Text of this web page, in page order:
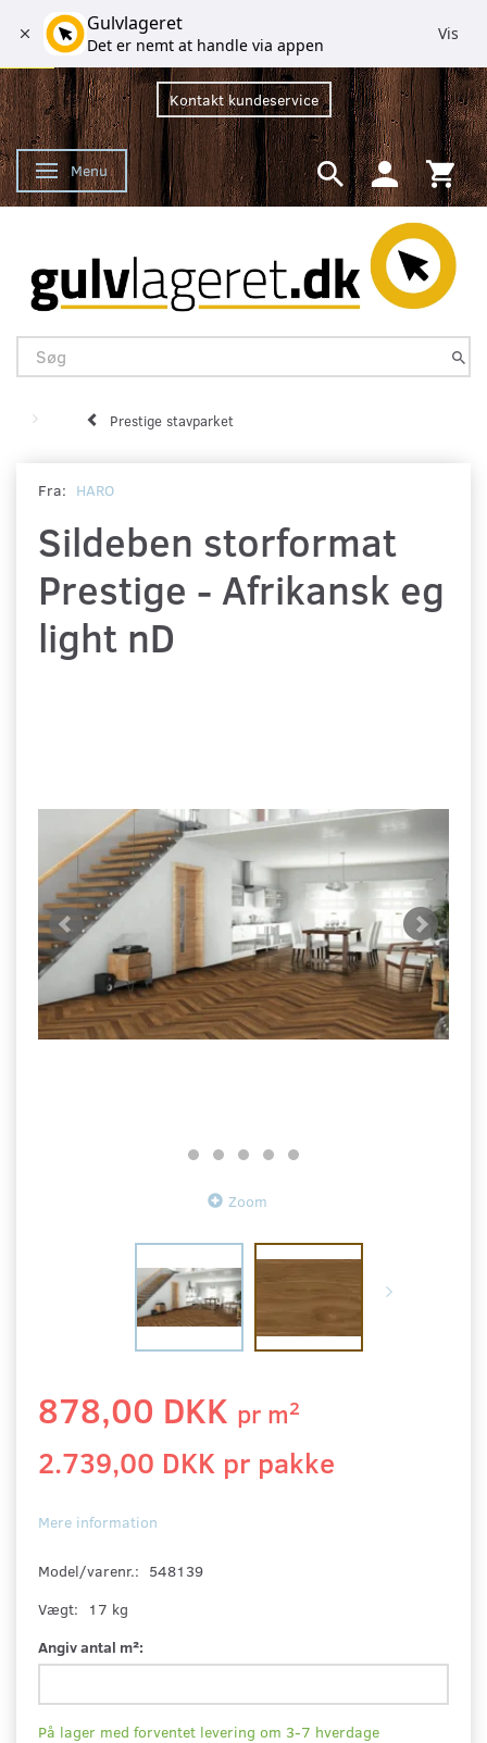
Kontakt kundeservice
Skifte navigation
Menu
Prestige stavparket
Fra: HARO
Sildeben storformat
Prestige - Afrikansk eg
light nD
Zoom
878,00 DKK pr m2
2.739,00 DKK pr pakke
Mere information
Model/varenr.: 548139
Vægt:
17 kg
Angiv antal m²:
På lager med forventet levering om 3-7 hverdage
Gulvlageret
Det er nemt at handle via appen
Vis